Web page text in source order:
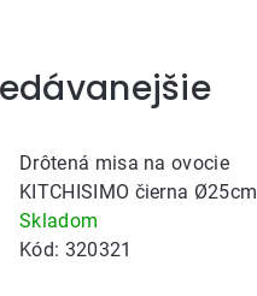
Drôtená misa na ovocie
KITCHISIMO čierna Ø25cm
Skladom
Kód: 320321